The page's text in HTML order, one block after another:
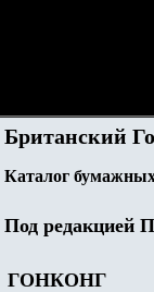
Британский
Каталог
Под редакцией
ГОНКОНГ